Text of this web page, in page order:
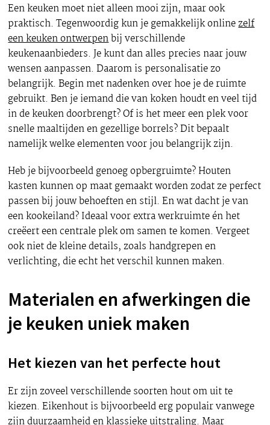
Een keuken moet niet alleen mooi zijn, maar ook
praktisch. Tegenwoordig kun je gemakkelijk onlinezelf
een keuken ontwerpenbij verschillende
keukenaanbieders. Je kunt dan alles precies naar jouw
wensen aanpassen. Daarom is personalisatie zo
belangrijk. Begin met nadenken over hoe je de ruimte
gebruikt. Ben je iemand die van koken houdt en veel tijd
in de keuken doorbrengt? Of is het meer een plek voor
snelle maaltijden en gezellige borrels? Dit bepaalt
namelijk welke elementen voor jou belangrijk zijn.
Heb je bijvoorbeeld genoeg opbergruimte? Houten
kasten kunnen op maat gemaakt worden zodat ze perfect
passen bij jouw behoeften en stijl. En wat dacht je van
een kookeiland? Ideaal voor extra werkruimte én het
creëert een centrale plek om samen te komen. Vergeet
ook niet de kleine details, zoals handgrepen en
verlichting, die echt het verschil kunnen maken.
Materialen en afwerkingen die
je keuken uniek maken
Het kiezen van het perfecte hout
Er zijn zoveel verschillende soorten hout om uit te
kiezen. Eikenhout is bijvoorbeeld erg populair vanwege
zijn duurzaamheid en klassieke uitstraling. Maar